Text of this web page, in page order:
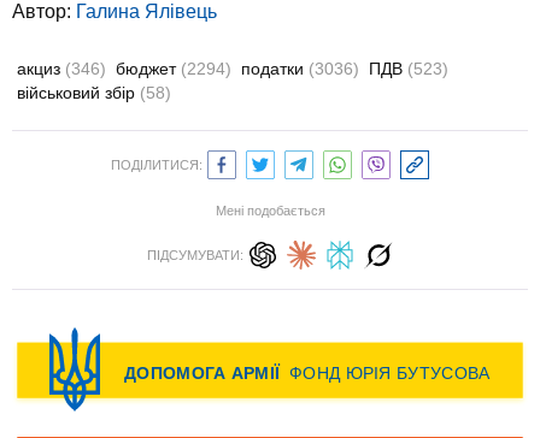
Автор: Галина Ялівець
акциз (346) бюджет (2294) податки (3036) ПДВ (523)
військовий збір (58)
ПОДІЛИТИСЯ:
Мені подобається
ПІДСУМУВАТИ: